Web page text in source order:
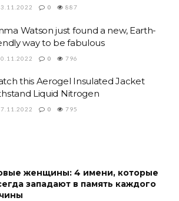
0 887
Watson just found a new, Earth-
way to be fabulous
0 796
this Aerogel Insulated Jacket
Liquid Nitrogen
0 795
женщины: 4 имени, которые
западают в память каждого